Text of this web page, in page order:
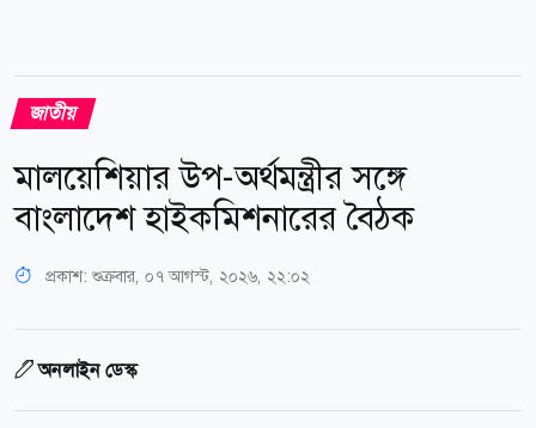
জাতীয়
মালয়েশিয়ার উপ-অর্থমন্ত্রীর সঙ্গে
বাংলাদেশ হাইকমিশনারের বৈঠক
প্রকাশ: শুক্রবার, ০৭ আগস্ট, ২০২৬, ২২:০২
অনলাইন ডেস্ক